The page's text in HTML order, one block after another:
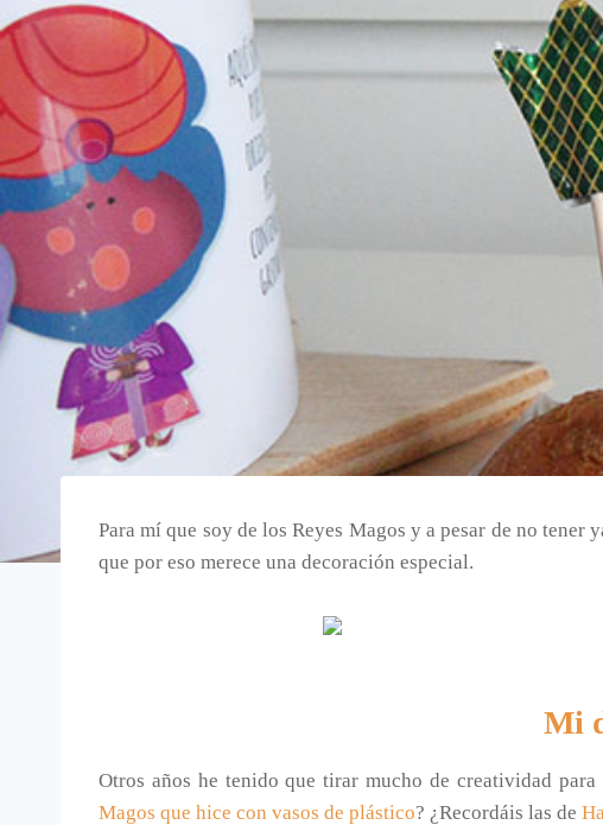
Para mí que soy de los Reyes Magos y a pesar de no tener
que por eso merece una decoración especial.
Mi
Otros años he tenido que tirar mucho de creatividad
Magos que hice con vasos de plástico? ¿Recordáis las de